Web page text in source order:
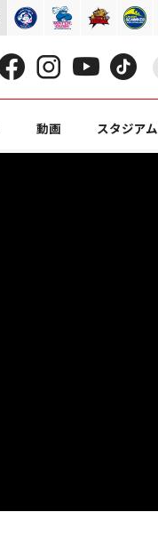
動画 スタジアム